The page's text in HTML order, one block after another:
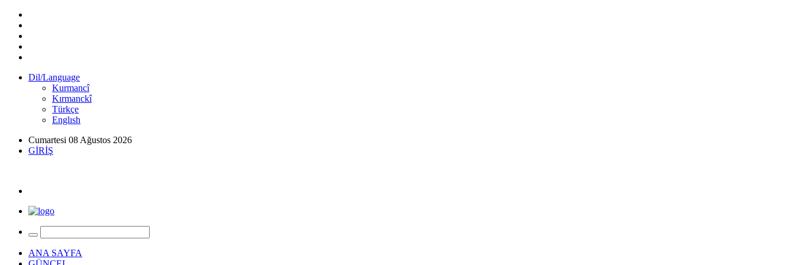
Dil/Language
Kurmancî
Kırmanckî
Türkçe
Englısh
Cumartesi 08 Ağustos 2026
GİRİŞ
ANA SAYFA